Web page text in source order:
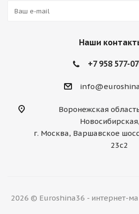
Наши
+7 958 577-
Воронежская
г. Москва, Варшавское
23с2
2026 © Euroshina36 - интернет-